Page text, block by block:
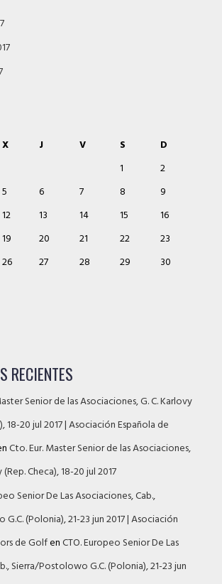
X J V S
D
1
2
5 6 7 8
9
12 13 14 15
16
19 20 21 22
23
26 27 28 29
30
RECIENTES
Senior de las Asociaciones, G. C. Karlovy
18-20 jul 2017 | Asociación Española de
Cto. Eur. Master Senior de las Asociaciones,
Checa), 18-20 jul 2017
Senior De Las Asociaciones, Cab.,
(Polonia), 21-23 jun 2017 | Asociación
de GolfenCTO. Europeo Senior De Las
Sierra/Postolowo G.C. (Polonia), 21-23 jun